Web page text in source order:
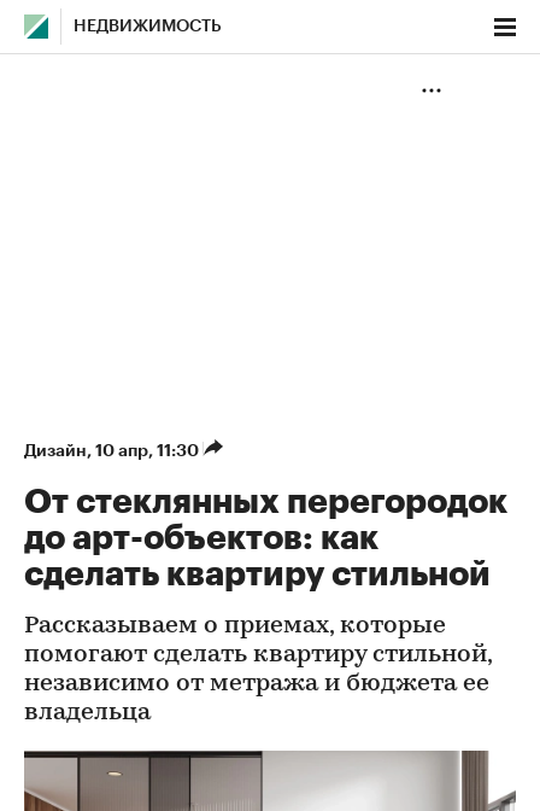
НЕДВИЖИМОСТЬ
Дизайн⁠, 10 апр, 11:30
От стеклянных перегородок
до арт-объектов: как
сделать квартиру стильной
Рассказываем о приемах, которые
помогают сделать квартиру стильной,
независимо от метража и бюджета ее
владельца